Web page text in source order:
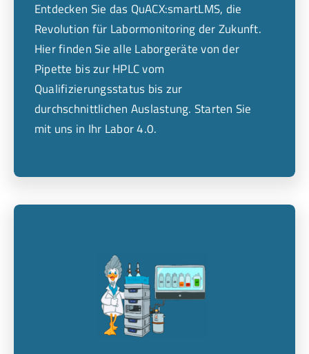
Entdecken Sie das QuACX:smartLMS, die
Revolution für Labormonitoring der Zukunft.
Hier finden Sie alle Laborgeräte von der
Pipette bis zur HPLC vom
Qualifizierungsstatus bis zur
durchschnittlichen Auslastung. Starten Sie
mit uns in Ihr Labor 4.0.